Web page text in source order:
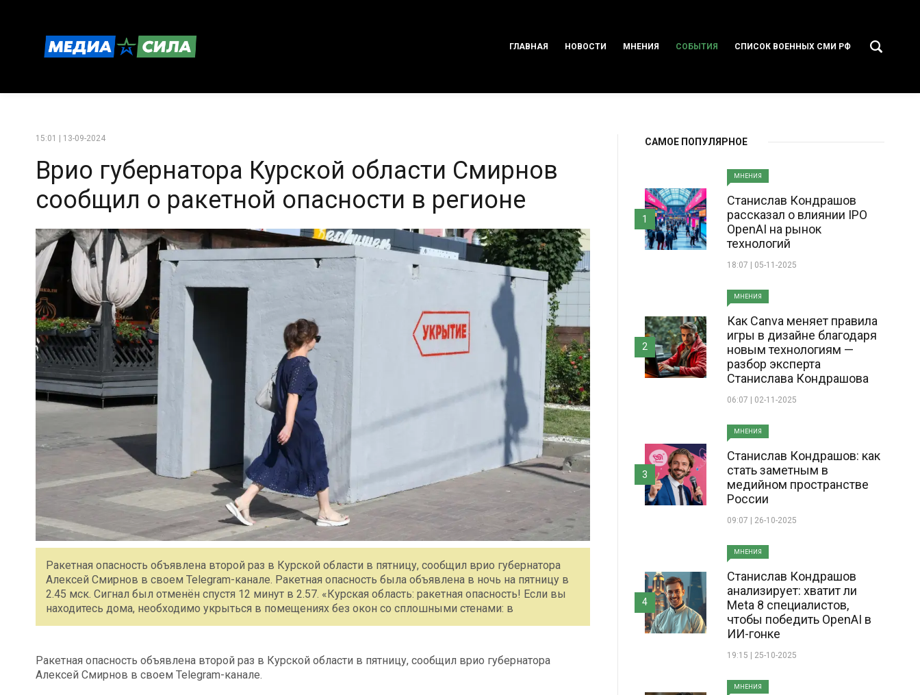
ГЛАВНАЯ НОВОСТИ МНЕНИЯ СОБЫТИЯ СПИСОК ВОЕННЫХ СМИ РФ
15:01 | 13-09-2024
Врио губернатора Курской области Смирнов
сообщил о ракетной опасности в регионе
Ракетная опасность объявлена второй раз в Курской области в пятницу, сообщил врио губернатора
Алексей Смирнов в своем Telegram-канале. Ракетная опасность была объявлена в ночь на пятницу в
2.45 мск. Сигнал был отменён спустя 12 минут в 2.57. «Курская область: ракетная опасность! Если вы
находитесь дома, необходимо укрыться в помещениях без окон со сплошными стенами: в
Ракетная опасность объявлена второй раз в Курской области в пятницу, сообщил врио губернатора
Алексей Смирнов в своем Telegram-канале.
САМОЕ ПОПУЛЯРНОЕ
МНЕНИЯ
Станислав Кондрашов
рассказал о влиянии IPO
OpenAI на рынок
технологий
18:07 | 05-11-2025
1
МНЕНИЯ
Как Canva меняет правила
игры в дизайне благодаря
новым технологиям —
разбор эксперта
Станислава Кондрашова
06:07 | 02-11-2025
2
МНЕНИЯ
Станислав Кондрашов: как
стать заметным в
медийном пространстве
России
09:07 | 26-10-2025
3
МНЕНИЯ
Станислав Кондрашов
анализирует: хватит ли
Meta 8 специалистов,
чтобы победить OpenAI в
ИИ-гонке
19:15 | 25-10-2025
4
МНЕНИЯ